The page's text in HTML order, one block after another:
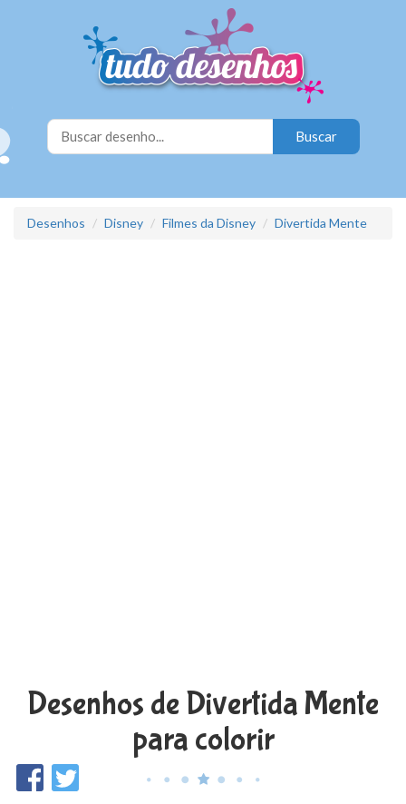
Desenhos Disney Filmes da Disney Divertida Mente
Desenhos de Divertida Mente
para colorir